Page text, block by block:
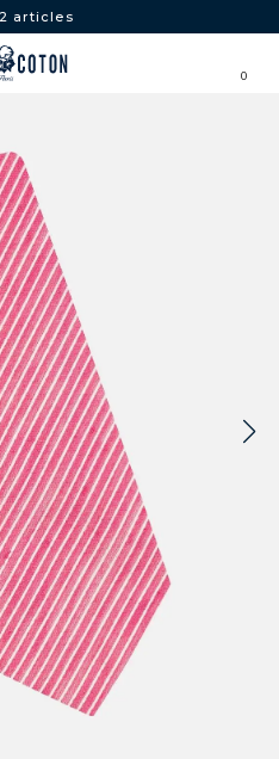
2 articles
0